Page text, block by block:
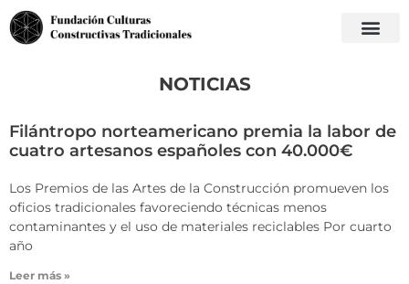
NOTICIAS
Filántropo norteamericano premia la labor de
cuatro artesanos españoles con 40.000€
Los Premios de las Artes de la Construcción promueven los
oficios tradicionales favoreciendo técnicas menos
contaminantes y el uso de materiales reciclables Por cuarto
año
Leer más »